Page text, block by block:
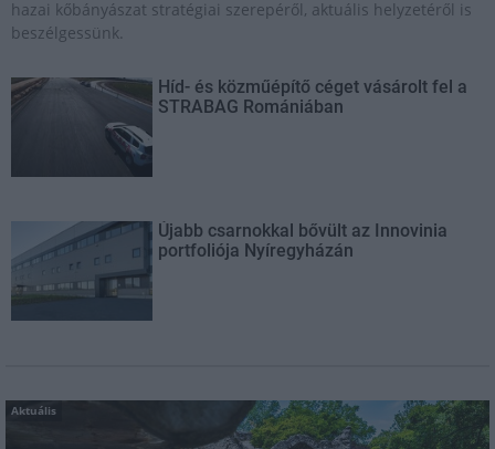
hazai kőbányászat stratégiai szerepéről, aktuális helyzetéről is
beszélgessünk.
Híd- és közműépítő céget vásárolt fel a
STRABAG Romániában
Újabb csarnokkal bővült az Innovinia
portfoliója Nyíregyházán
Aktuális